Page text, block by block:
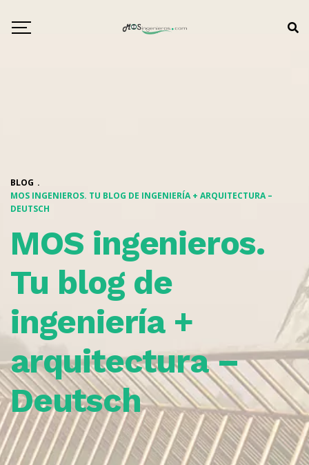
MOS ingenieros.
Tu blog de
ingeniería +
arquitectura –
Deutsch
BLOG .
MOS INGENIEROS. TU BLOG DE INGENIERÍA + ARQUITECTURA –
DEUTSCH